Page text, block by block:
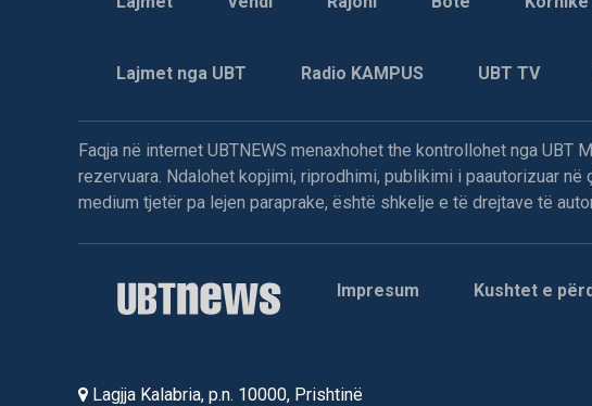
Lajmet nga UBT Radio KAMPUS UBT TV
Faqja në internet UBTNEWS menaxhohet the kontrollohet nga
rezervuara. Ndalohet kopjimi, riprodhimi, publikimi i paautorizuar
medium tjetër pa lejen paraprake, është shkelje e të drejtave të
Impresum Kushtet e
Lagjja Kalabria, p.n. 10000, Prishtinë